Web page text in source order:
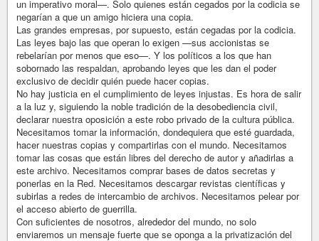
un imperativo moral—. Solo quienes están cegados por la codicia se
negarían a que un amigo hiciera una copia.
Las grandes empresas, por supuesto, están cegadas por la codicia.
Las leyes bajo las que operan lo exigen —sus accionistas se
rebelarían por menos que eso—. Y los políticos a los que han
sobornado las respaldan, aprobando leyes que les dan el poder
exclusivo de decidir quién puede hacer copias.
No hay justicia en el cumplimiento de leyes injustas. Es hora de salir
a la luz y, siguiendo la noble tradición de la desobediencia civil,
declarar nuestra oposición a este robo privado de la cultura pública.
Necesitamos tomar la información, dondequiera que esté guardada,
hacer nuestras copias y compartirlas con el mundo. Necesitamos
tomar las cosas que están libres del derecho de autor y añadirlas a
este archivo. Necesitamos comprar bases de datos secretas y
ponerlas en la Red. Necesitamos descargar revistas científicas y
subirlas a redes de intercambio de archivos. Necesitamos pelear por
el acceso abierto de guerrilla.
Con suficientes de nosotros, alrededor del mundo, no solo
enviaremos un mensaje fuerte que se oponga a la privatización del